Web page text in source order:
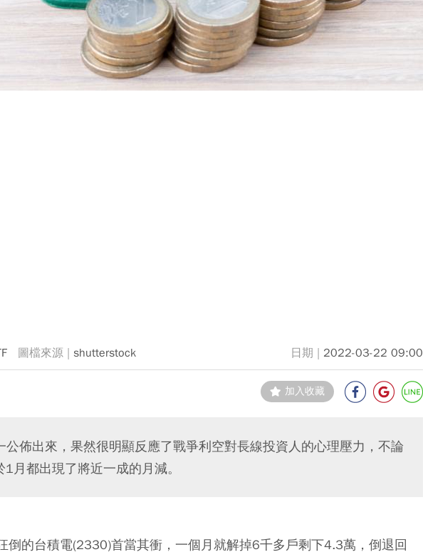
shutterstock 2022-03-22 09:00
加入收藏
公佈出來，果然很明顯反應了戰爭利空對長線投資人的心理壓力，不論
月都出現了將近一成的月減。
倒的台積電(2330)首當其衝，一個月就解掉6千多戶剩下4.3萬，倒退回